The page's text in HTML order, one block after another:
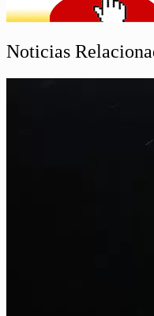
Noticias